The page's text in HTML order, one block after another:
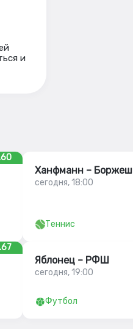
и
Ханфманн – Боржеш
сегодня, 18:00
Теннис
Яблонец – РФШ
сегодня, 19:00
Футбол